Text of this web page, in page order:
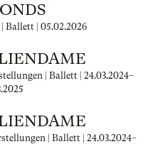
Ballett | 05.02.2026
| Ballett | 24.03.2024–
| Ballett | 24.03.2024–